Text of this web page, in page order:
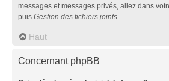
messages et messages privés, allez dans
puis Gestion des fichiers joints.
Haut
Concernant phpBB